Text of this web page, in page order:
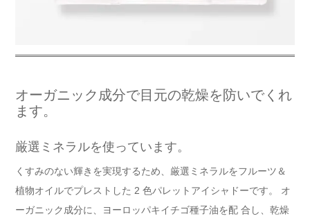
オーガニック成分で目元の乾燥を防いでくれ
ます。
厳選ミネラルを使っています。
くすみのない輝きを実現するため、厳選ミネラルをフルーツ＆
植物オイルでプレストした 2 色パレットアイシャドーです。 オ
ーガニック成分に、ヨーロッパキイチゴ種子油を配 合し、乾燥